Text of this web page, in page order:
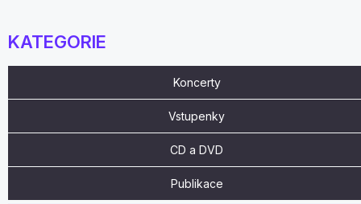
KATEGORIE
Koncerty
Vstupenky
CD a DVD
Publikace